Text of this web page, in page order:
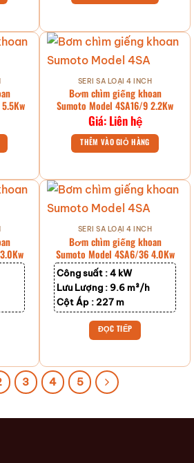
SERI SA LOẠI 4 INCH
Bơm chìm giếng khoan
Sumoto Model 4SA16/9 2.2Kw
Giá: Liên hệ
THÊM VÀO GIỎ HÀNG
SERI SA LOẠI 4 INCH
Bơm chìm giếng khoan
Sumoto Model 4SA6/36 4.0Kw
Công suất :4 kW
Lưu Lượng : 9.6 m³/h
Cột Áp : 227 m
ĐỌC TIẾP
3 4 5